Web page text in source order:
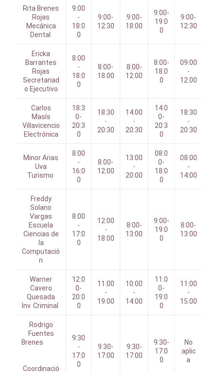
Rita Brenes
Rojas
Mecánica
Dental
9:00
-
18:0
0
9:00-
12:30
9:00-
18:00
9:00-
19:0
0
9:00-
12:30
Ericka
Barrantes
Rojas
Secretariad
o Ejecutivo
8:00
-
18:0
0
8:00-
18:00
8:00-
12:00
8:00-
18:0
0
09:00
-
12:00
Carlos
Masís
Villavicencio
Electrónica
18:3
0-
20:3
0
18:30
-
20:30
14:00
-
20:30
14:0
0-
20:3
0
18:30
-
20:30
Minor Arias
Uva
Turismo
8:00
-
16:0
0
8:00-
12:00
13:00
-
20:00
08:0
0-
18:0
0
08:00
-
14:00
Freddy
Solano
Vargas
Escuela
Ciencias de
la
Computació
n
8:00
-
17:0
0
12:00
-
18:00
8:00-
13:00
9:00-
19:0
0
8:00-
13:00
Warner
Cavero
Quesada
Inv. Criminal
12:0
0-
20:0
0
11:00
-
19:00
10:00
-
14:00
11:0
0-
19:0
0
11:00
-
15:00
Rodrigo
Fuentes
Brenes
Coordinació
9:30
-
17:0
0
9:30-
17:00
9:30-
17:00
9:30-
17:0
0
No
aplic
a